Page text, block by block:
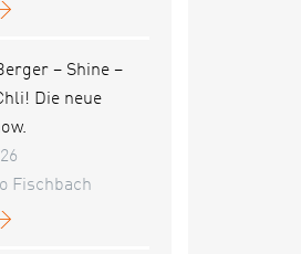
– Shine –
Die neue
Fischbach